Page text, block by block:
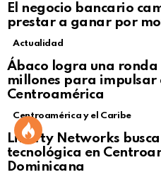
El negocio bancario
prestar a ganar por
Not Safe
Click to
Actualidad
Ábaco logra una ronda
millones para impulsar
Centroamérica
Centroamérica y el Caribe
Liberty Networks
tecnológica en
Dominicana